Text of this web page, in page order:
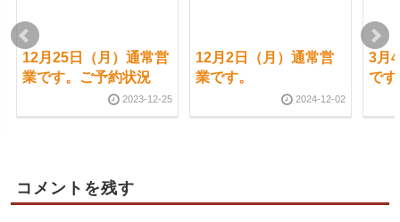
12月25日（月）通常営
業です。ご予約状況
2023-12-25
12月2日（月）通常営
業です。
2024-12-02
3月
です
コメントを残す